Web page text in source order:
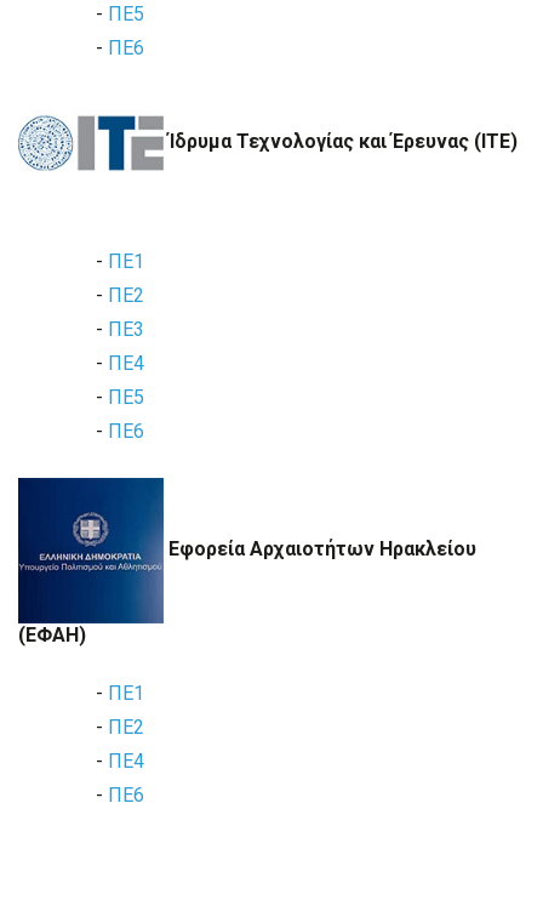
- ΠΕ5
- ΠΕ6
Ίδρυμα Τεχνολογίας και Έρευνας (ΙΤΕ)
- ΠΕ1
- ΠΕ2
- ΠΕ3
- ΠΕ4
- ΠΕ5
- ΠΕ6
Εφορεία Αρχαιοτήτων Ηρακλείου
(ΕΦΑΗ)
- ΠΕ1
- ΠΕ2
- ΠΕ4
- ΠΕ6